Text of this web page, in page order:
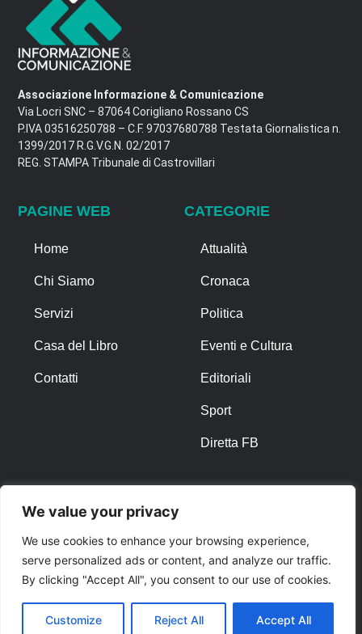
We value your privacy
We use cookies to enhance your browsing experience,
serve personalized ads or content, and analyze our traffic.
By clicking "Accept All", you consent to our use of cookies.
Customize Reject All Accept All
Associazione Informazione & Comunicazione
Via Locri SNC – 87064 Corigliano Rossano CS
P.IVA 03516250788 – C.F. 97037680788 Testata Giornalistica n.
1399/2017 R.G.V.G.N. 02/2017
REG. STAMPA Tribunale di Castrovillari
PAGINE WEB
Home
Chi Siamo
Servizi
Casa del Libro
Contatti
CATEGORIE
Attualità
Cronaca
Politica
Eventi e Cultura
Editoriali
Sport
Diretta FB
Privacy Policy